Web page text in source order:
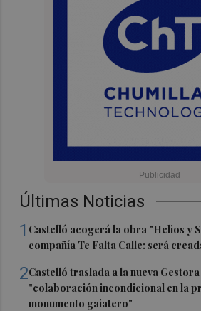
Últimas Noticias
1 Castelló acogerá la obra "Helios y
compañía Te Falta Calle: será
2Castelló traslada a la nueva
"colaboración incondicional en la
monumento gaiatero"